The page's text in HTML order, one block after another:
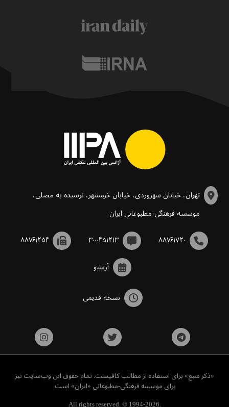
تهران، خیابان سهروردی، خیابان خرمشهر، نرسیده به مصلی،
موسسه فرهنگی-مطبوعاتی ایران
۸۸۷۶۱۷۲۰ ۳۰۰۰۴۵۱۲۱۳ ۸۸۷۶۱۲۵۴
آرشیو
نسخه قدیمی
«ذکر منبع» برای استفاده از مطالب کافیست. تمام حقوق این وب‌سایت نیز
برای موسسه فرهنگی-مطبوعاتی «ایران» است.
All rights reserved. © 1994-2026.